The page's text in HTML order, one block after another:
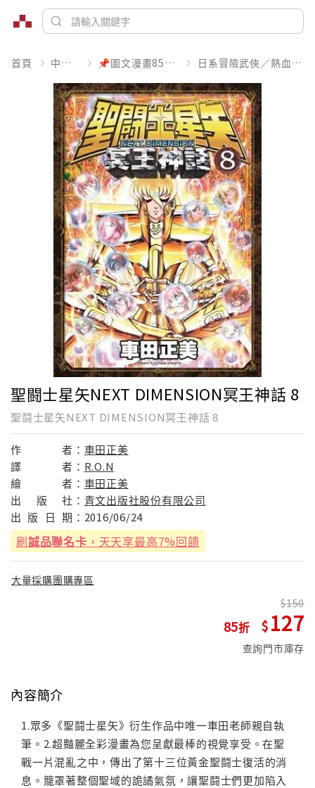
首頁 中文書 📌圖文漫畫85折起 日系冒險武俠／熱血運動
聖闘士星矢NEXT DIMENSION冥王神話 8
聖鬪士星矢NEXT DIMENSION冥王神話 8
作 者： 車田正美
譯
者： R.O.N
繪
者： 車田正美
出
版 社： 青文出版社股份有限公司
出 版 日 期： 2016/06/24
刷誠品聯名卡 ，天天享最高7%回饋
大量採購團購專區
85
150
127
查詢門市庫存
內容簡介
1.眾多《聖鬪士星矢》衍生作品中唯一車田老師親自執
筆。2.超豔麗全彩漫畫為您呈獻最棒的視覺享受。在聖
戰一片混亂之中，傳出了第十三位黃金聖鬪士復活的消
息。籠罩著整個聖域的詭譎氣氛，讓聖鬪士們更加陷入